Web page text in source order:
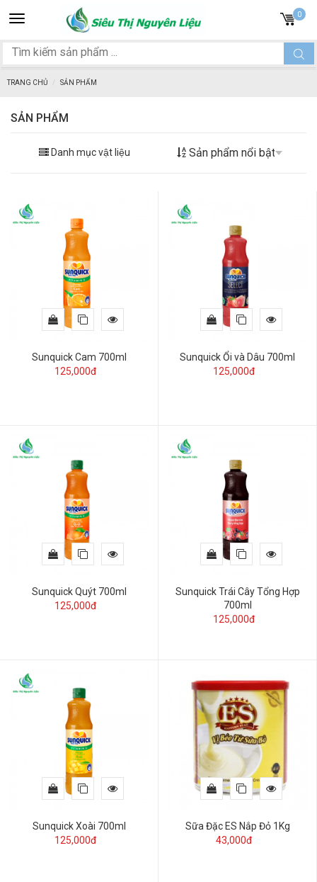
Toggle
navigation
0
TRANG CHỦ SẢN PHẨM
SẢN PHẨM
Danh mục vật liệu
Sunquick Cam 700ml
125,000đ
Sunquick Ổi và Dâu 700ml
125,000đ
Sunquick Quýt 700ml
125,000đ
Sunquick Trái Cây Tổng Hợp
700ml
125,000đ
Sunquick Xoài 700ml
125,000đ
Sữa Đặc ES Nắp Đỏ 1Kg
43,000đ